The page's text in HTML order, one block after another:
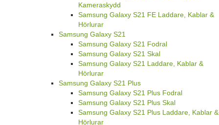
Kameraskydd
Samsung Galaxy S21 FE Laddare, Kablar &
Hörlurar
Samsung Galaxy S21
Samsung Galaxy S21 Fodral
Samsung Galaxy S21 Skal
Samsung Galaxy S21 Laddare, Kablar &
Hörlurar
Samsung Galaxy S21 Plus
Samsung Galaxy S21 Plus Fodral
Samsung Galaxy S21 Plus Skal
Samsung Galaxy S21 Plus Laddare, Kablar &
Hörlurar